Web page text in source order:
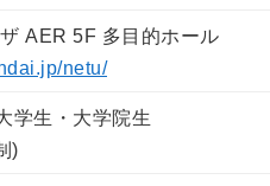
AER 5F 多目的ホール
netu/
学生・大学院生
)